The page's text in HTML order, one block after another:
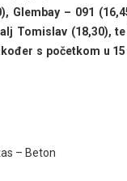
Glembay – 091
Tomislav (18,30),
s početkom u
– Beton